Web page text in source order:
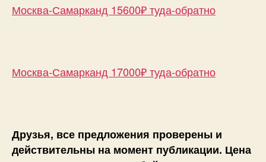
Москва-Самарканд 15600₽ туда-обратно
Москва-Самарканд 17000₽ туда-обратно
Друзья, все предложения проверены и
действительны на момент публикации. Цена